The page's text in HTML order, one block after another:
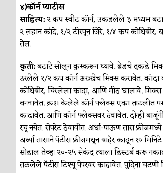
४)कॉर्न प्याटीस
साहित्य:२ कप स्वीट कॉर्न, उकडलेले ३ मध्यम
२ लहान कांदे, १/२ टीस्पून जिरे, १/४ कप
तेल.
कृती:बटाटे सोलून कुस्करून घ्यावे. ब्रेडचे तुकडे
उरलेले १/२ कप कॉर्न अख्खेच मिक्स करावेत. कांदा
कोथिंबीर, चिरलेला कांदा, आणि मीठ घालावे.
बनवावेत. क्रश केलेले कॉर्न फ्लेक्स एका ताटलीत
काढावेत. आणि कॉर्न फ्लेक्सवर ठेवावेत. दोन्ही
रचू नयेत. सेपरेट ठेवावीत. अर्धा-पाऊण तास
अर्ध्या तासाने पॅटीस फ्रीजमधून बाहेर काढून १०
सोडाल तेव्हा २०-२५ सेकंद त्याला डिस्टर्ब करू
तळलेले पॅटीस टिश्यू पेपरवर काढावेत. पुदिना चटणी